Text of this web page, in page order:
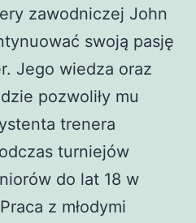
zawodniczej John
swoją pasję
Jego wiedza oraz
pozwoliły mu
trenera
turniejów
do lat 18 w
z młodymi